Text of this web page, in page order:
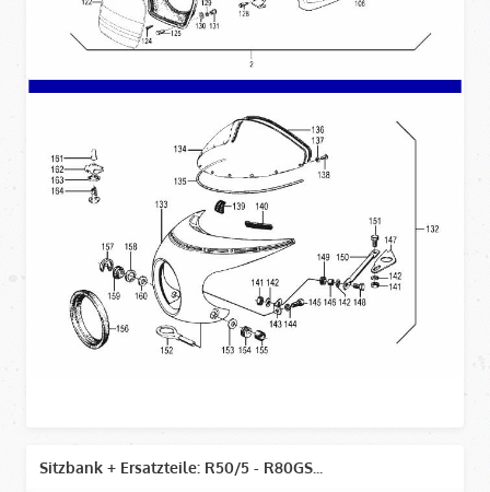
Sitzbank + Ersatzteile: R50/5 - R80GS...